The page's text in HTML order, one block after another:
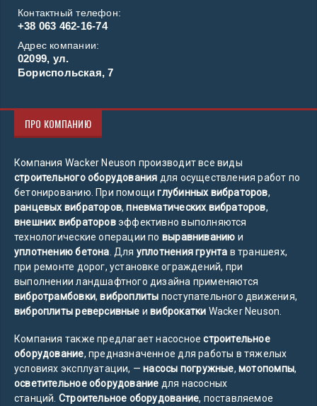
Контактный телефон:
+38 063 462-16-74
Адрес компании:
02099, ул.
Бориспольская, 7
ПРО КОМПАНИЮ
Компания Wacker Neuson производит все виды
строительного оборудования для осуществления работ по
бетонированию. При помощиглубинных вибраторов,
ранцевых вибраторов,пневматических вибраторов,
внешних вибраторовэффективно выполняются
технологические операции по выравниванию и
уплотнению бетона . Для уплотнения грунта в траншеях,
при ремонте дорог, установке ограждений, при
выполнении ландшафтного дизайна применяются
вибротрамбовки,виброплиты поступательного движения,
виброплиты реверсивные ивиброкатки Wacker Neuson.
Компания также предлагает насосноестроительное
оборудование, предназначенное для работы в тяжелых
условиях эксплуатации, —насосы погружные,мотопомпы,
осветительное оборудование для насосных
станций. Строительное оборудование, поставляемое